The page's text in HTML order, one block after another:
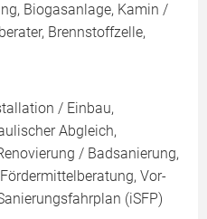
Biogasanlage, Kamin /
Brennstoffzelle,
/ Einbau,
Abgleich,
/ Badsanierung,
Vor-
(iSFP)